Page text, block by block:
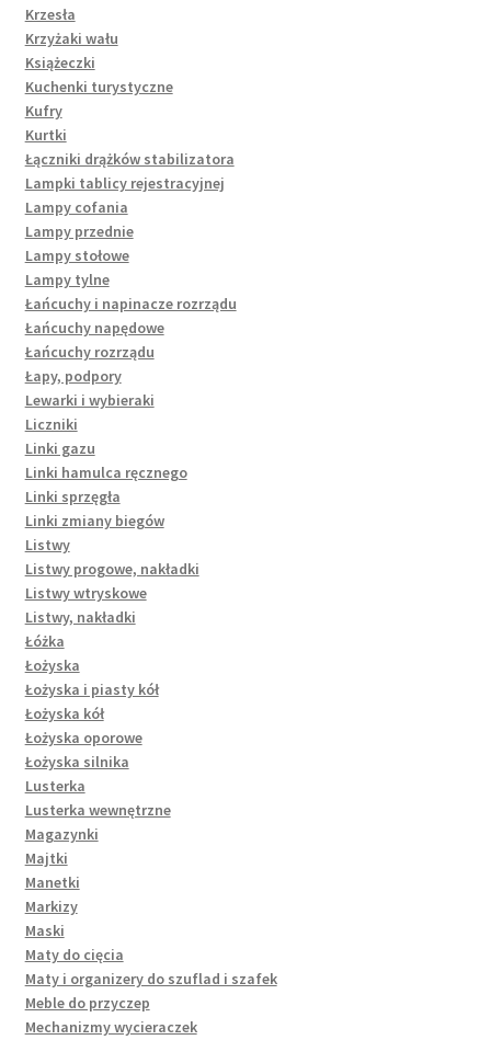
Krzesła
Krzyżaki wału
Książeczki
Kuchenki turystyczne
Kufry
Kurtki
Łączniki drążków stabilizatora
Lampki tablicy rejestracyjnej
Lampy cofania
Lampy przednie
Lampy stołowe
Lampy tylne
Łańcuchy i napinacze rozrządu
Łańcuchy napędowe
Łańcuchy rozrządu
Łapy, podpory
Lewarki i wybieraki
Liczniki
Linki gazu
Linki hamulca ręcznego
Linki sprzęgła
Linki zmiany biegów
Listwy
Listwy progowe, nakładki
Listwy wtryskowe
Listwy, nakładki
Łóżka
Łożyska
Łożyska i piasty kół
Łożyska kół
Łożyska oporowe
Łożyska silnika
Lusterka
Lusterka wewnętrzne
Magazynki
Majtki
Manetki
Markizy
Maski
Maty do cięcia
Maty i organizery do szuflad i szafek
Meble do przyczep
Mechanizmy wycieraczek